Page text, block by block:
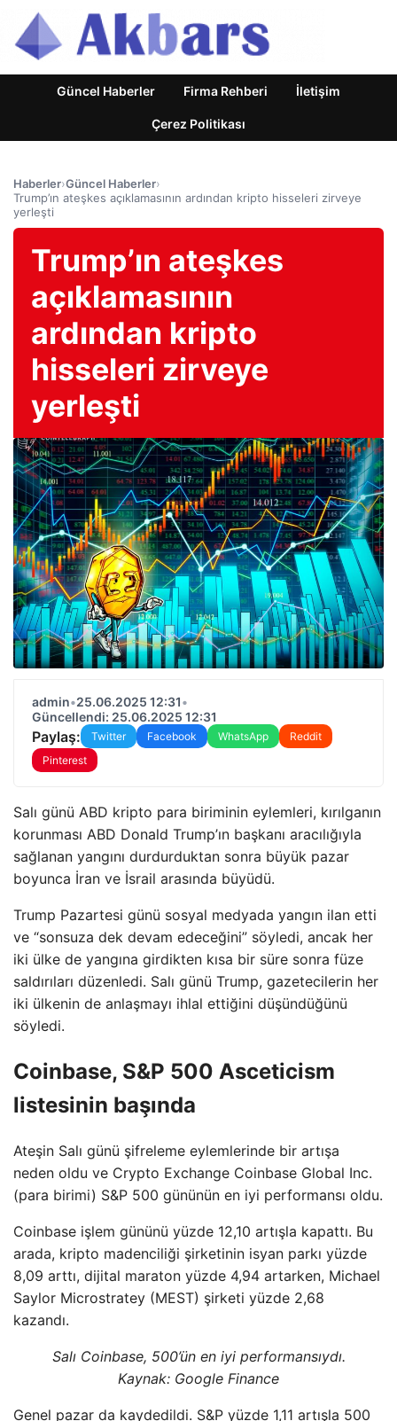
Güncel Haberler Firma Rehberi İletişim
Çerez Politikası
Haberler›Güncel Haberler›
Trump’ın ateşkes açıklamasının ardından kripto hisseleri zirveye
yerleşti
Trump’ın ateşkes
açıklamasının
ardından kripto
hisseleri zirveye
yerleşti
admin•25.06.2025 12:31•
Güncellendi: 25.06.2025 12:31
Paylaş: Twitter Facebook WhatsApp
Reddit
Pinterest
Salı günü ABD kripto para biriminin eylemleri, kırılganın
korunması ABD Donald Trump’ın başkanı aracılığıyla
sağlanan yangını durdurduktan sonra büyük pazar
boyunca İran ve İsrail arasında büyüdü.
Trump Pazartesi günü sosyal medyada yangın ilan etti
ve “sonsuza dek devam edeceğini” söyledi, ancak her
iki ülke de yangına girdikten kısa bir süre sonra füze
saldırıları düzenledi. Salı günü Trump, gazetecilerin her
iki ülkenin de anlaşmayı ihlal ettiğini düşündüğünü
söyledi.
Coinbase, S&P 500 Asceticism
listesinin başında
Ateşin Salı günü şifreleme eylemlerinde bir artışa
neden oldu ve Crypto Exchange Coinbase Global Inc.
(para birimi) S&P 500 gününün en iyi performansı oldu.
Coinbase işlem gününü yüzde 12,10 artışla kapattı. Bu
arada, kripto madenciliği şirketinin isyan parkı yüzde
8,09 arttı, dijital maraton yüzde 4,94 artarken, Michael
Saylor Microstratey (MEST) şirketi yüzde 2,68
kazandı.
Salı Coinbase, 500’ün en iyi performansıydı.
Kaynak: Google Finance
Genel pazar da kaydedildi. S&P yüzde 1,11 artışla 500